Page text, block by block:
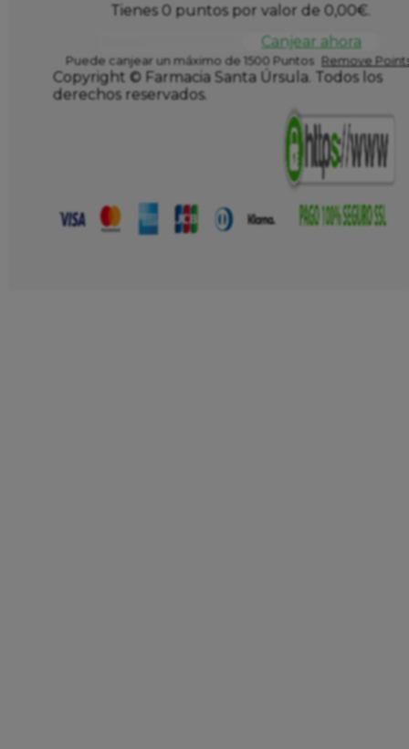
Tienes 0 puntos por valor de 0,00€.
Canjear ahora
Puede canjear un máximo de 1500 Puntos Remove
Copyright © Farmacia Santa Úrsula. Todos los
derechos reservados.